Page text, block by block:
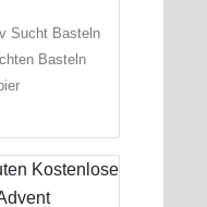
Sucht Basteln
Basteln